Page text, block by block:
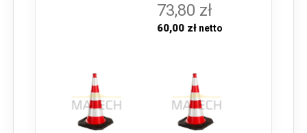
73,80 zł
60,00 zł